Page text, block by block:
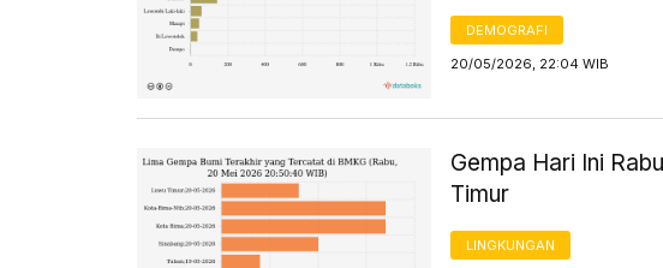
DEMOGRAFI
20/05/2026, 22:04 WIB
Gempa Hari Ini
Timur
LINGKUNGAN